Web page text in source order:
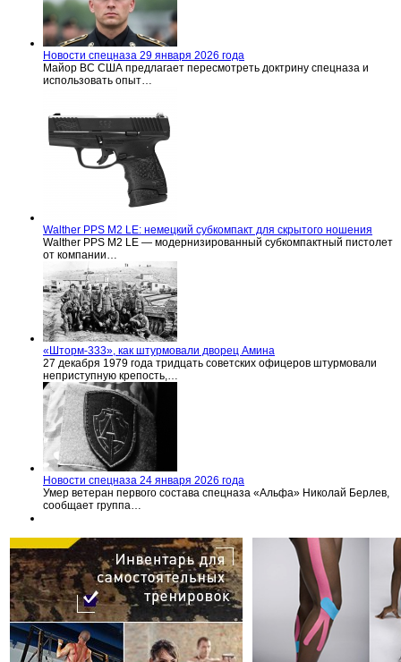
Новости спецназа 29 января 2026 года
Майор ВС США предлагает пересмотреть доктрину спецназа и
использовать опыт…
Walther PPS M2 LE: немецкий субкомпакт для скрытого ношения
Walther PPS M2 LE — модернизированный субкомпактный пистолет
от компании…
«Шторм-333», как штурмовали дворец Амина
27 декабря 1979 года тридцать советских офицеров штурмовали
неприступную крепость,…
Новости спецназа 24 января 2026 года
Умер ветеран первого состава спецназа «Альфа» Николай Берлев,
сообщает группа…